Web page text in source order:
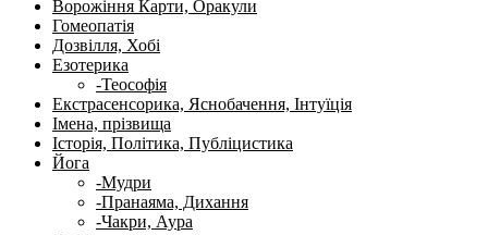
Ворожіння Карти, Оракули
Гомеопатія
Дозвілля, Хобі
Езотерика
-Теософія
Екстрасенсорика, Яснобачення, Інтуїція
Імена, прізвища
Історія, Політика, Публіцистика
Йога
-Мудри
-Пранаяма, Дихання
-Чакри, Аура